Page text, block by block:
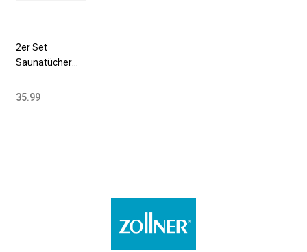
2er Set
Saunatücher
Baumwolle 420
35.99